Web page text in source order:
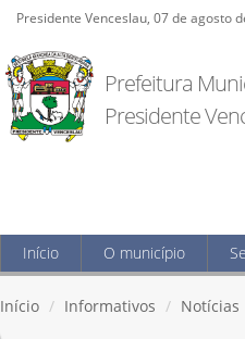
Presidente Venceslau, 07 de agosto
Prefeitura
Presidente
Início O município
Início Informativos Notícias